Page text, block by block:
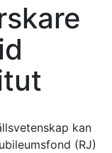
kan
(RJ)